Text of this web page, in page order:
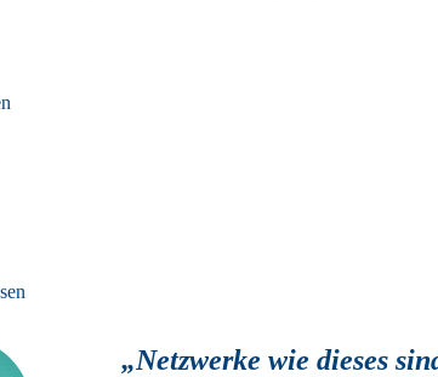
„Netzwerke wie dieses